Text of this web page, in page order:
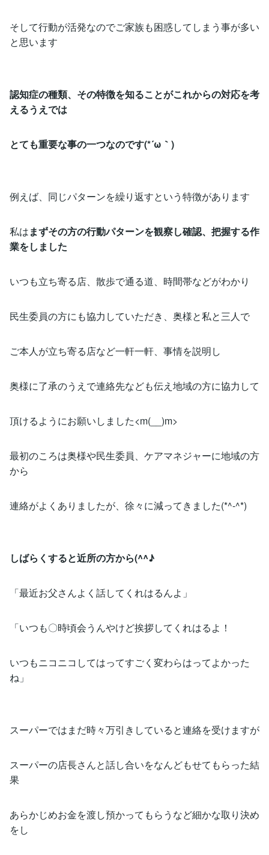
そして行動が活発なのでご家族も困惑してしまう事が多い
と思います
認知症の種類、その特徴を知ることがこれからの対応を考
えるうえでは
とても重要な事の一つなのです(*´ω｀)
例えば、同じパターンを繰り返すという特徴があります
私はまずその方の行動パターンを観察し確認、把握する作
業をしました
いつも立ち寄る店、散歩で通る道、時間帯などがわかり
民生委員の方にも協力していただき、奥様と私と三人で
ご本人が立ち寄る店など一軒一軒、事情を説明し
奥様に了承のうえで連絡先なども伝え地域の方に協力して
頂けるようにお願いしました<m(__)m>
最初のころは奥様や民生委員、ケアマネジャーに地域の方
から
連絡がよくありましたが、徐々に減ってきました(*^-^*)
しばらくすると近所の方から(^^♪
「最近お父さんよく話してくれはるんよ」
「いつも〇時頃会うんやけど挨拶してくれはるよ！
いつもニコニコしてはってすごく変わらはってよかった
ね」
スーパーではまだ時々万引きしていると連絡を受けますが
スーパーの店長さんと話し合いをなんどもせてもらった結
果
あらかじめお金を渡し預かってもらうなど細かな取り決め
をし